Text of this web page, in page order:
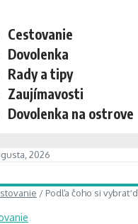
Cestovanie
Dovolenka
Rady a tipy
Zaujímavosti
Dovolenka na ostrove
2026
/ Podľa čoho si vybrať